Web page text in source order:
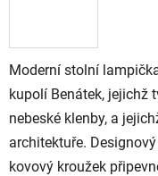
Moderní stolní
kupolí Benátek, jejichž
nebeské klenby, a
architektuře.
kovový kroužek